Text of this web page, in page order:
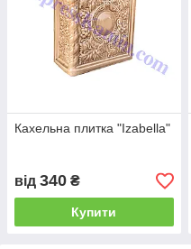
Кахельна плитка "Izabella"
від 340 ₴
Купити